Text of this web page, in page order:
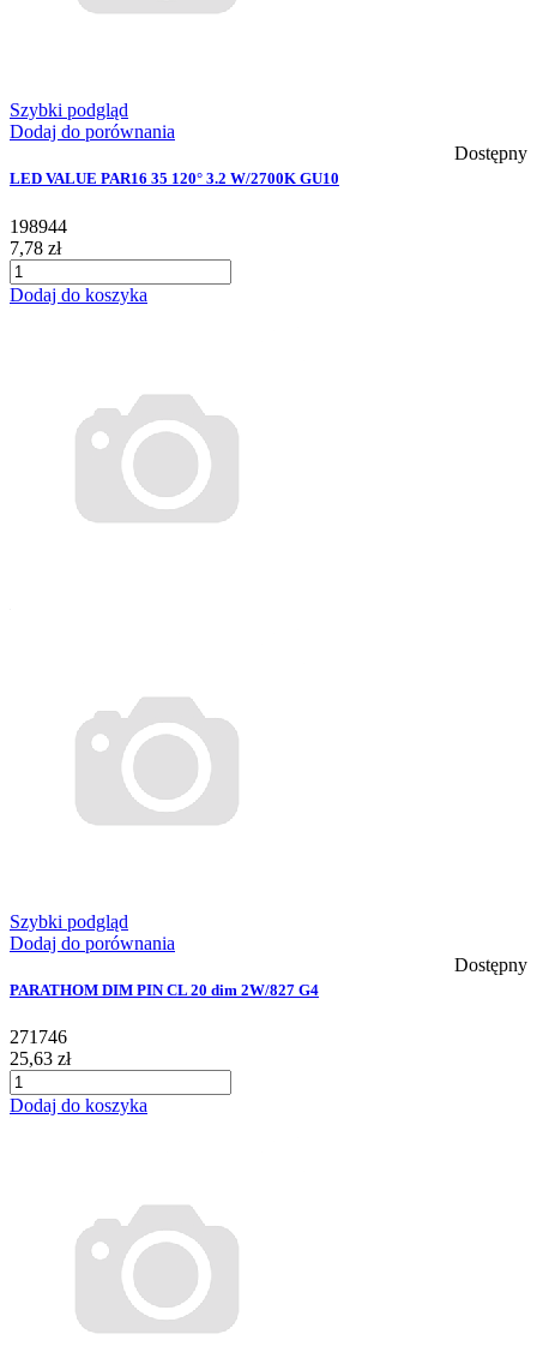
Szybki podgląd
Dodaj do porównania
Dostępny
LED VALUE PAR16 35 120° 3.2 W/2700K GU10
198944
7,78 zł
Dodaj do koszyka
Szybki podgląd
Dodaj do porównania
Dostępny
PARATHOM DIM PIN CL 20 dim 2W/827 G4
271746
25,63 zł
Dodaj do koszyka